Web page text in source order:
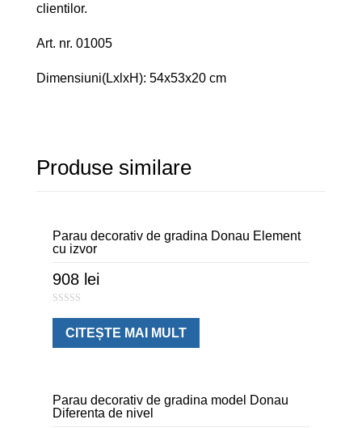
clientilor.
Art. nr. 01005
Dimensiuni(LxlxH): 54x53x20 cm
Produse similare
Parau decorativ de gradina Donau Element
cu izvor
908 lei
o
o
CITEȘTE MAI MULT
Parau decorativ de gradina model Donau
Diferenta de nivel